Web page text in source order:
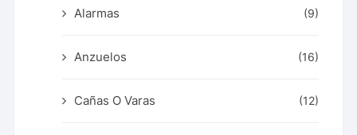
Alarmas (9)
Anzuelos (16)
Cañas O Varas (12)